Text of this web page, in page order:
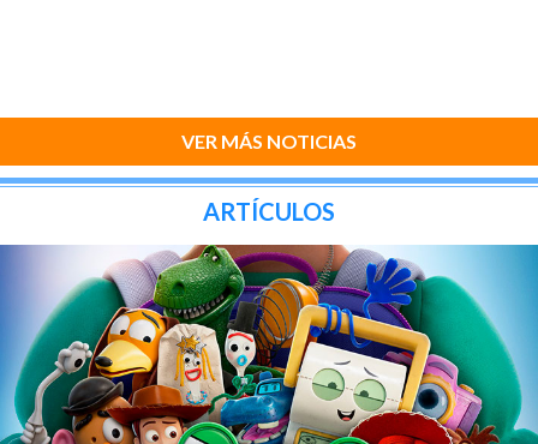
VER MÁS NOTICIAS
ARTÍCULOS